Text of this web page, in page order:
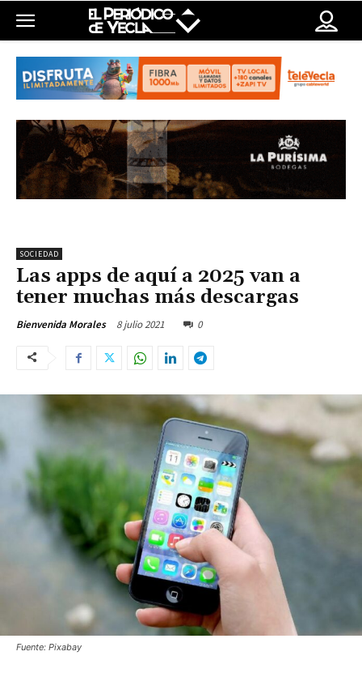
SOCIEDAD
Las apps de aquí a 2025 van a
tener muchas más descargas
Bienvenida Morales 8 julio 2021 0
Fuente: Pixabay